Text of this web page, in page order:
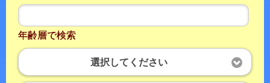
年齢層で検索
選択してください